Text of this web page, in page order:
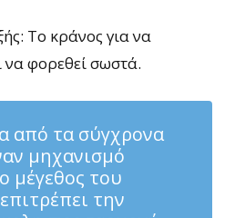
Το κράνος για να
να φορεθεί σωστά.
από τα σύγχρονα
μηχανισμό
μέγεθος του
την